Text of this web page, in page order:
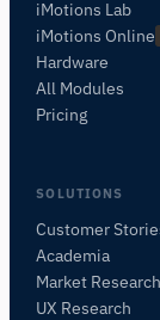
iMotions Lab
iMotions Online
Hardware
All Modules
Pricing
SOLUTIONS
Customer
Academia
Market Research
UX Research研究方